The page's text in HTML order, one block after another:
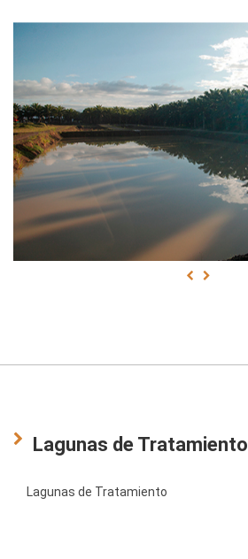
Lagunas de Tratamiento
Lagunas de Tratamiento